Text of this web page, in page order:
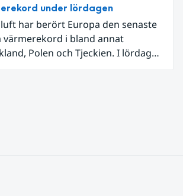
under lördagen
har berört Europa den senaste
värmerekord i bland annat
Polen och Tjeckien. I lördags